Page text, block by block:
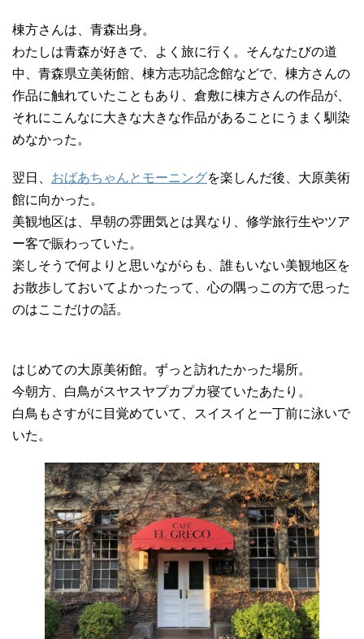
棟方さんは、青森出身。
わたしは青森が好きで、よく旅に行く。そんなたびの道
中、青森県立美術館、棟方志功記念館などで、棟方さんの
作品に触れていたこともあり、倉敷に棟方さんの作品が、
それにこんなに大きな大きな作品があることにうまく馴染
めなかった。
翌日、 おばあちゃんとモーニングを楽しんだ後、大原美術
館に向かった。
美観地区は、早朝の雰囲気とは異なり、修学旅行生やツア
ー客で賑わっていた。
楽しそうで何よりと思いながらも、誰もいない美観地区を
お散歩しておいてよかったって、心の隅っこの方で思った
のはここだけの話。
はじめての大原美術館。ずっと訪れたかった場所。
今朝方、白鳥がスヤスヤプカプカ寝ていたあたり。
白鳥もさすがに目覚めていて、スイスイと一丁前に泳いで
いた。